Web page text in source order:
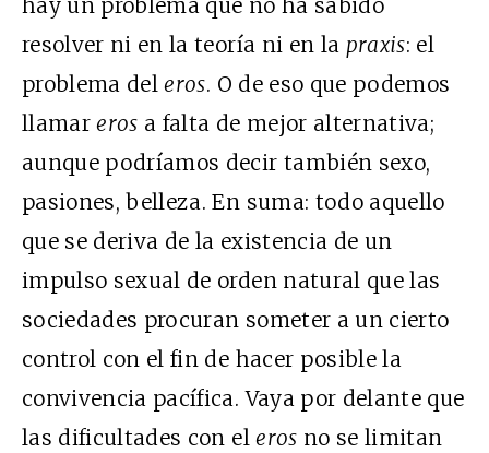
hay un problema que no ha sabido
resolver ni en la teoría ni en la praxis: el
problema deleros. O de eso que podemos
llamareros a falta de mejor alternativa;
aunque podríamos decir también sexo,
pasiones, belleza. En suma: todo aquello
que se deriva de la existencia de un
impulso sexual de orden natural que las
sociedades procuran someter a un cierto
control con el fin de hacer posible la
convivencia pacífica. Vaya por delante que
las dificultades con eleros no se limitan